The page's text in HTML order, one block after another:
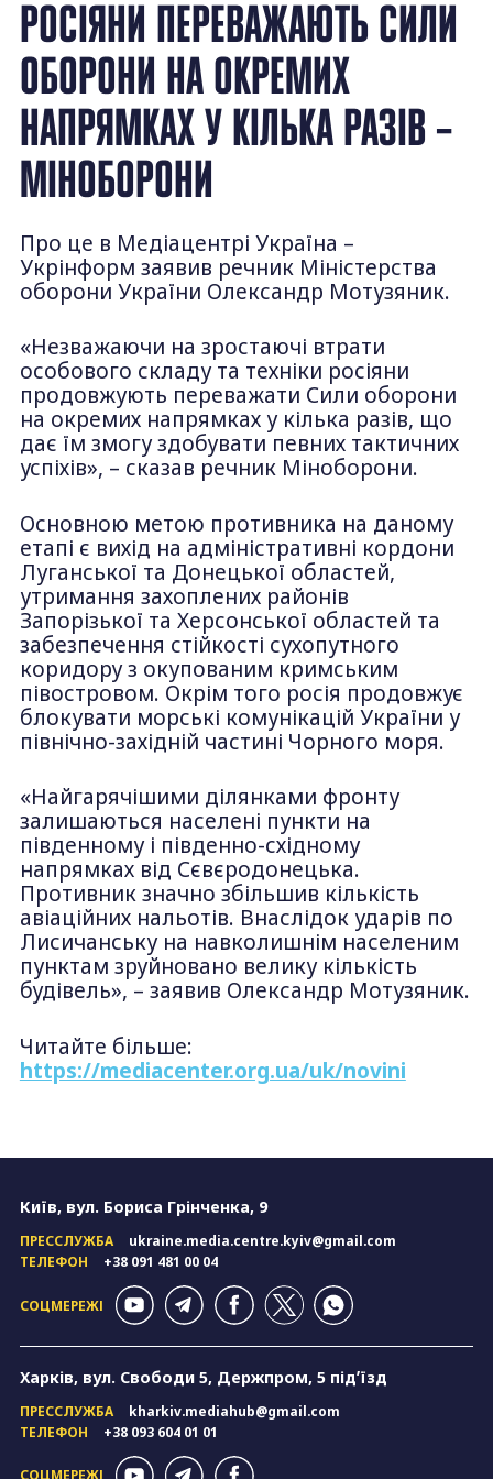
РОСІЯНИ ПЕРЕВАЖАЮТЬ СИЛИ
ОБОРОНИ НА ОКРЕМИХ
НАПРЯМКАХ У КІЛЬКА РАЗІВ –
МІНОБОРОНИ
Про це в Медіацентрі Україна –
Укрінформ заявив речник Міністерства
оборони України Олександр Мотузяник.
«Незважаючи на зростаючі втрати
особового складу та техніки росіяни
продовжують переважати Сили оборони
на окремих напрямках у кілька разів, що
дає їм змогу здобувати певних тактичних
успіхів», – сказав речник Міноборони.
Основною метою противника на даному
етапі є вихід на адміністративні кордони
Луганської та Донецької областей,
утримання захоплених районів
Запорізької та Херсонської областей та
забезпечення стійкості сухопутного
коридору з окупованим кримським
півостровом. Окрім того росія продовжує
блокувати морські комунікацій України у
північно-західній частині Чорного моря.
«Найгарячішими ділянками фронту
залишаються населені пункти на
південному і південно-східному
напрямках від Сєвєродонецька.
Противник значно збільшив кількість
авіаційних нальотів. Внаслідок ударів по
Лисичанську на навколишнім населеним
пунктам зруйновано велику кількість
будівель», – заявив Олександр Мотузяник.
Читайте більше:
https://mediacenter.org.ua/uk/novini
Київ, вул. Бориса Грінченка, 9
ПРЕССЛУЖБА
ukraine.media.centre.kyiv@gmail.com
ТЕЛЕФОН
+38 091 481 00 04
СОЦМЕРЕЖІ
Харків, вул. Свободи 5, Держпром, 5 підʼїзд
ПРЕССЛУЖБА
kharkiv.mediahub@gmail.com
ТЕЛЕФОН
+38 093 604 01 01
СОЦМЕРЕЖІ